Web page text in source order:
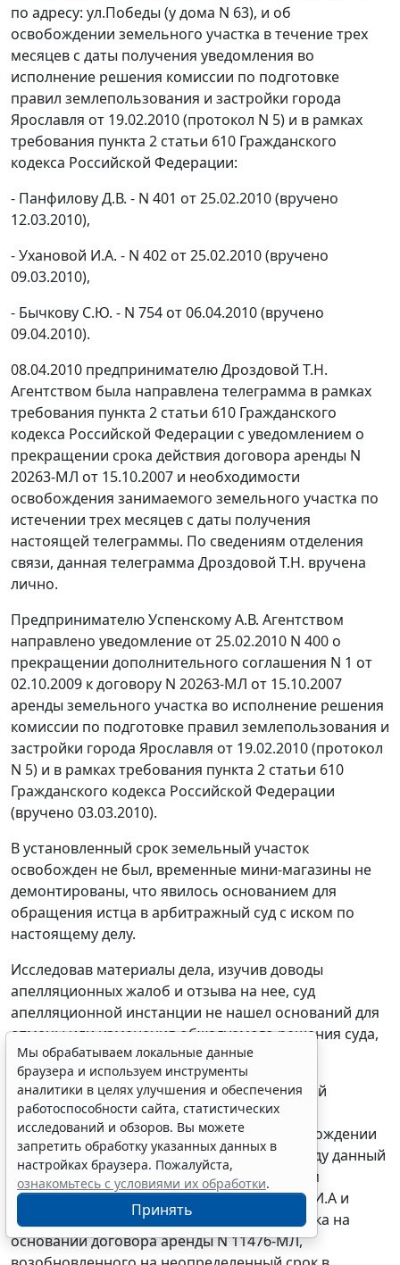
по адресу: ул.Победы (у дома N 63), и об
освобождении земельного участка в течение трех
месяцев с даты получения уведомления во
исполнение решения комиссии по подготовке
правил землепользования и застройки города
Ярославля от 19.02.2010 (протокол N 5) и в рамках
требования пункта 2 статьи 610 Гражданского
кодекса Российской Федерации:
- Панфилову Д.В. - N 401 от 25.02.2010 (вручено
12.03.2010),
- Ухановой И.А. - N 402 от 25.02.2010 (вручено
09.03.2010),
- Бычкову С.Ю. - N 754 от 06.04.2010 (вручено
09.04.2010).
08.04.2010 предпринимателю Дроздовой Т.Н.
Агентством была направлена телеграмма в рамках
требования пункта 2 статьи 610 Гражданского
кодекса Российской Федерации с уведомлением о
прекращении срока действия договора аренды N
20263-МЛ от 15.10.2007 и необходимости
освобождения занимаемого земельного участка по
истечении трех месяцев с даты получения
настоящей телеграммы. По сведениям отделения
связи, данная телеграмма Дроздовой Т.Н. вручена
лично.
Предпринимателю Успенскому А.В. Агентством
направлено уведомление от 25.02.2010 N 400 о
прекращении дополнительного соглашения N 1 от
02.10.2009 к договору N 20263-МЛ от 15.10.2007
аренды земельного участка во исполнение решения
комиссии по подготовке правил землепользования и
застройки города Ярославля от 19.02.2010 (протокол
N 5) и в рамках требования пункта 2 статьи 610
Гражданского кодекса Российской Федерации
(вручено 03.03.2010).
В установленный срок земельный участок
освобожден не был, временные мини-магазины не
демонтированы, что явилось основанием для
обращения истца в арбитражный суд с иском по
настоящему делу.
Исследовав материалы дела, изучив доводы
апелляционных жалоб и отзыва на нее, суд
апелляционной инстанции не нашел оснований для
отмены или изменения обжалуемого решения суда,
исходя из нижеследующего.
Принимая обжалуемое решение, суд первой
инстанции исходил из того, что на момент
направления истцом требований об освобождении
ответчиками земельного участка в 2010 году данный
участок находился у них в аренде. При этом
предприниматели Панфилов Д.В., Уханова И.А и
Бычков С.Ю. являлись арендаторами участка на
основании договора аренды N 11476-МЛ,
Мы обрабатываем локальные данные
браузера и используем инструменты
аналитики в целях улучшения и обеспечения
работоспособности сайта, статистических
исследований и обзоров. Вы можете
запретить обработку указанных данных в
настройках браузера. Пожалуйста,
ознакомьтесь с условиями их обработки.
Принять